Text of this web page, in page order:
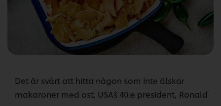
Det är svårt att hitta någon som inte älskar
makaroner med ost. USA´s 40:e president, Ronald